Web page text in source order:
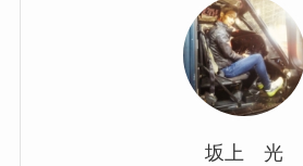
坂上 光